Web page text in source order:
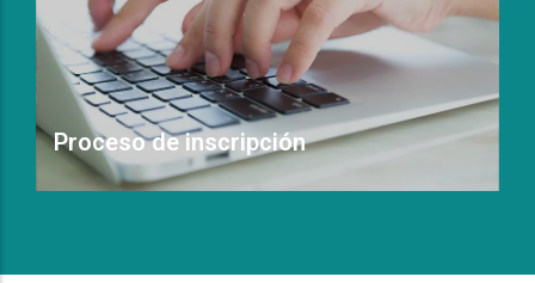
Proceso de inscripción